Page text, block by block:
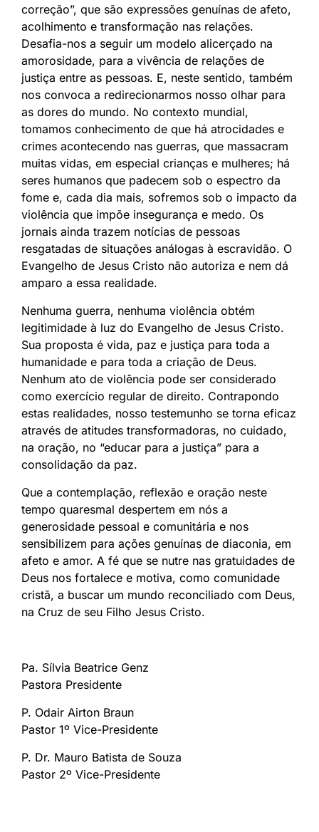
correção”, que são expressões genuínas de afeto,
acolhimento e transformação nas relações.
Desafia-nos a seguir um modelo alicerçado na
amorosidade, para a vivência de relações de
justiça entre as pessoas. E, neste sentido, também
nos convoca a redirecionarmos nosso olhar para
as dores do mundo. No contexto mundial,
tomamos conhecimento de que há atrocidades e
crimes acontecendo nas guerras, que massacram
muitas vidas, em especial crianças e mulheres; há
seres humanos que padecem sob o espectro da
fome e, cada dia mais, sofremos sob o impacto da
violência que impõe insegurança e medo. Os
jornais ainda trazem notícias de pessoas
resgatadas de situações análogas à escravidão. O
Evangelho de Jesus Cristo não autoriza e nem dá
amparo a essa realidade.
Nenhuma guerra, nenhuma violência obtém
legitimidade à luz do Evangelho de Jesus Cristo.
Sua proposta é vida, paz e justiça para toda a
humanidade e para toda a criação de Deus.
Nenhum ato de violência pode ser considerado
como exercício regular de direito. Contrapondo
estas realidades, nosso testemunho se torna eficaz
através de atitudes transformadoras, no cuidado,
na oração, no “educar para a justiça” para a
consolidação da paz.
Que a contemplação, reflexão e oração neste
tempo quaresmal despertem em nós a
generosidade pessoal e comunitária e nos
sensibilizem para ações genuínas de diaconia, em
afeto e amor. A fé que se nutre nas gratuidades de
Deus nos fortalece e motiva, como comunidade
cristã, a buscar um mundo reconciliado com Deus,
na Cruz de seu Filho Jesus Cristo.
Pa. Sílvia Beatrice Genz
Pastora Presidente
P. Odair Airton Braun
Pastor 1º Vice-Presidente
P. Dr. Mauro Batista de Souza
Pastor 2º Vice-Presidente